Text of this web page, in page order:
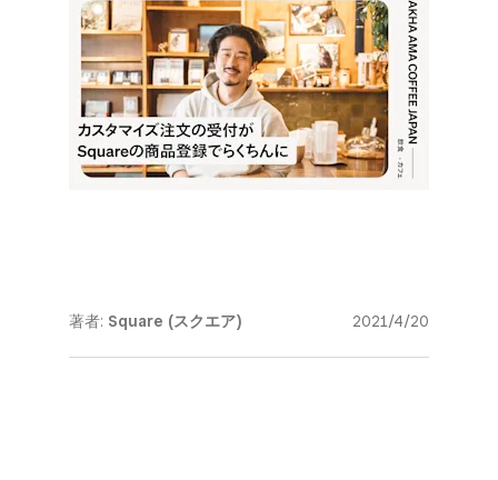
著者: Square (スクエア) 2021/4/20